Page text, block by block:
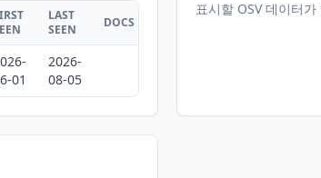
LAST
SEEN
DOCS
01
2026-
08-05
표시할 OSV 데이터가